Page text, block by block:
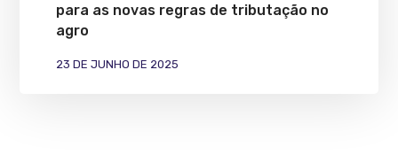
para as novas regras de tributação no
agro
23 DE JUNHO DE 2025